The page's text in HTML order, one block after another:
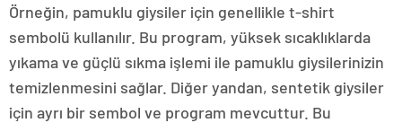
Örneğin, pamuklu giysiler için genellikle t-shirt
sembolü kullanılır. Bu program, yüksek sıcaklıklarda
yıkama ve güçlü sıkma işlemi ile pamuklu giysilerinizin
temizlenmesini sağlar. Diğer yandan, sentetik giysiler
için ayrı bir sembol ve program mevcuttur. Bu